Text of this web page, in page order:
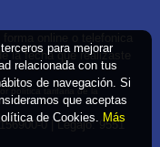
la fecha que realizaste
política tarifaria de la
0 | Legajo: 9551
para mejorar
relacionada con tus
de navegación. Si
que aceptas
de Cookies. Más